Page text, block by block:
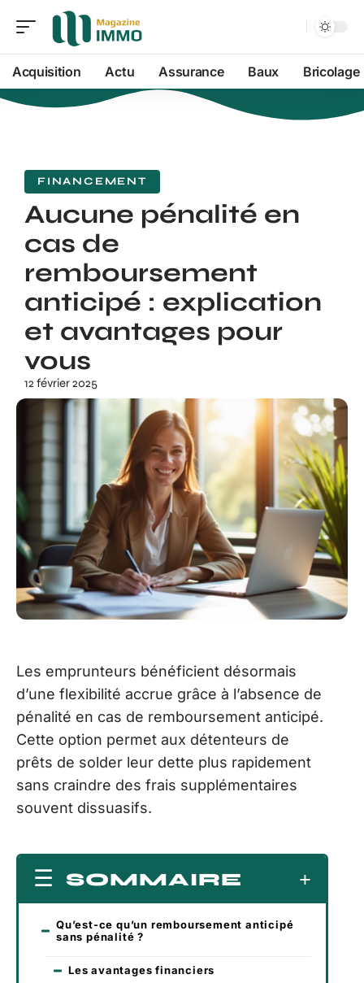
Acquisition Actu Assurance Baux Bricolage
FINANCEMENT
Aucune pénalité en
cas de
remboursement
anticipé : explication
et avantages pour
vous
12 février 2025
Les emprunteurs bénéficient désormais
d’une flexibilité accrue grâce à l’absence de
pénalité en cas de remboursement anticipé.
Cette option permet aux détenteurs de
prêts de solder leur dette plus rapidement
sans craindre des frais supplémentaires
souvent dissuasifs.
SOMMAIRE
Qu’est-ce qu’un remboursement anticipé
sans pénalité ?
Les avantages financiers